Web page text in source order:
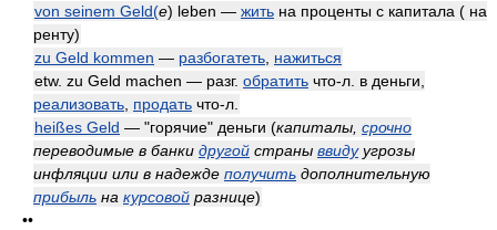
von seinem Geld(e) leben — жить на проценты с капитала ( на
ренту)
zu Geld kommen — разбогатеть нажиться
etw. zu Geld machen — разг. обратить что-л. в деньги,
реализовать продать что-л.
heißes Geld — "горячие" деньги (капиталы, срочно
переводимые в банки другой страны ввидуугрозы
инфляции или в надежде получить дополнительную
прибыль на курсовой разнице)
••